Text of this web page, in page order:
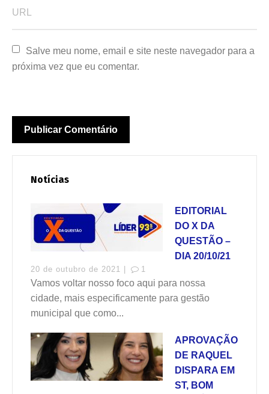
Salve meu nome, email e site neste navegador para a
próxima vez que eu comentar.
Notícias
EDITORIAL
DO X DA
QUESTÃO –
DIA 20/10/21
20 de outubro de 2021 | 1
Vamos voltar nosso foco aqui para nossa
cidade, mais especificamente para gestão
municipal que como...
APROVAÇÃO
DE RAQUEL
DISPARA EM
ST, BOM